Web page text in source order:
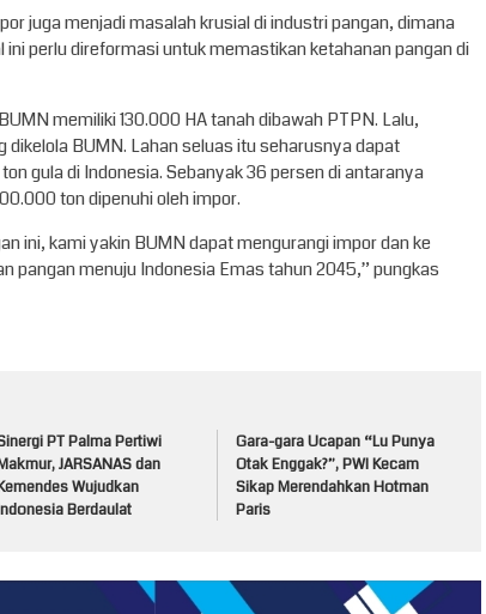
juga menjadi masalah krusial di industri pangan, dimana
perlu direformasi untuk memastikan ketahanan pangan di
memiliki 130.000 HA tanah dibawah PTPN. Lalu,
dikelola BUMN. Lahan seluas itu seharusnya dapat
gula di Indonesia. Sebanyak 36 persen di antaranya
ton dipenuhi oleh impor.
ini, kami yakin BUMN dapat mengurangi impor dan ke
pangan menuju Indonesia Emas tahun 2045,” pungkas
PT Palma Pertiwi
JARSANAS dan
Wujudkan
Berdaulat
Gara-gara Ucapan “Lu Punya
Otak Enggak?”, PWI Kecam
Sikap Merendahkan Hotman
Paris